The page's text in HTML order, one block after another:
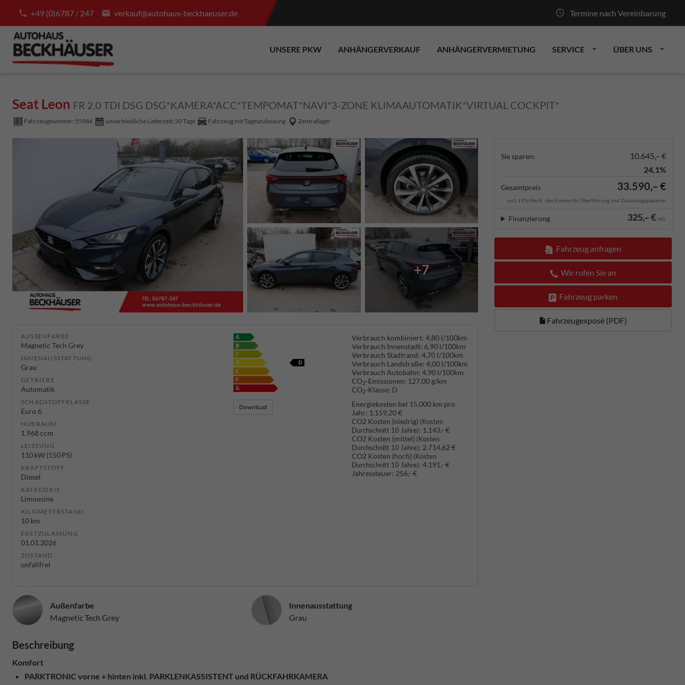
+49 (0)6787 / 247 verkauf@autohaus-beckhaeuser.de Termine nach Vereinbarung
UNSERE PKW ANHÄNGERVERKAUF ANHÄNGERVERMIETUNG SERVICE ÜBER UNS
Seat Leon FR 2.0 TDI DSG DSG*KAMERA*ACC*TEMPOMAT*NAVI*3-ZONE KLIMAAUTOMATIK*VIRTUAL COCKPIT*
Fahrzeugnummer: 55986 unverbindliche Lieferzeit: 20 Tage Fahrzeug mit Tageszulassung Zentrallager
Sie sparen:
10.645,– €
24,1%
Gesamtpreis 33.590,– €
incl. 19% MwSt., den Kosten für Überführung und Zulassungspapieren
325,– € mtl.
Finanzierung
Fahrzeug anfragen
Wir rufen Sie an
Fahrzeug parken
Fahrzeugexposé (PDF)
+7
AUSSENFARBE
Magnetic Tech Grey
INNENAUSSTATTUNG
Grau
GETRIEBE
Automatik
SCHADSTOFFKLASSE
Euro 6
HUBRAUM
1.968 ccm
LEISTUNG
110 kW (150 PS)
KRAFTSTOFF
Diesel
KATEGORIE
Limousine
KILOMETERSTAND
10 km
ERSTZULASSUNG
01.01.2026
ZUSTAND
unfallfrei
Verbrauch kombiniert: 4,80 l/100km
Verbrauch Innenstadt: 6,90 l/100km
Verbrauch Stadtrand: 4,70 l/100km
Verbrauch Landstraße: 4,00 l/100km
Verbrauch Autobahn: 4,90 l/100km
CO2-Emissionen: 127,00 g/km
CO2-Klasse: D
Download
Energiekosten bei 15.000 km pro
Jahr: 1.159,20 €
CO2 Kosten (niedrig) (Kosten
Durchschnitt 10 Jahre): 1.143,- €
CO2 Kosten (mittel) (Kosten
Durchschnitt 10 Jahre): 2.714,62 €
CO2 Kosten (hoch) (Kosten
Durchschnitt 10 Jahre): 4.191,- €
Jahressteuer: 256,- €
Außenfarbe
Magnetic Tech Grey
InnenausstattungInnenausstattung
Grau
Beschreibung
Komfort
PARKTRONIC vorne + hinten inkl. PARKLENKASSISTENT und RÜCKFAHRKAMERA